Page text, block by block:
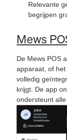
Relevante
begrijpen
Mews
De Mews POS
apparaat, of
volledig
krijgt. De app
ondersteunt